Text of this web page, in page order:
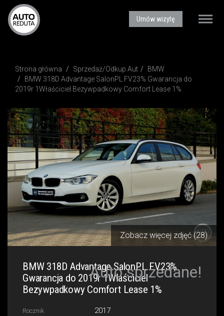
Toggle
Umów wizytę
AUTOREDUTA - Salon samochodów luksusowych
Strona główna Sprzedaż/Odkup Aut
BMW
BMW 318D Advantage SalonPL FV23% Gwarancja do
2019r 1Właściciel Bezywpadkowy Comfort Lease 1%
Zobacz więcej zdjęć (28)
BMW 318D Advantage SalonPL FV23%
Gwarancja do 2019r 1Właściciel
Bezywpadkowy Comfort Lease 1%
Auto sprzedane!
Rocznik 2017